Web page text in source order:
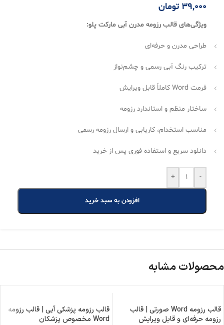
39,000 تومان
ویژگی‌های قالب رزومه مدرن آبی مارکت پلو:
طراحی مدرن و حرفه‌ای
ترکیب رنگ آبی رسمی و چشم‌نواز
فرمت Word کاملاً قابل ویرایش
ساختار منظم و استاندارد رزومه
مناسب استخدام، کاریابی و ارسال رزومه رسمی
دانلود سریع و استفاده فوری پس از خرید
-
+
افزودن به سبد خرید
محصولات مشابه
قالب رزومه Word صورتی | قالب
رزومه حرفه‌ای و قابل ویرایش
قالب رزومه پزشکی آبی | قالب رزومه
Word مخصوص پزشکان